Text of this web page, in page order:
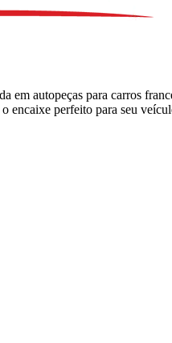
em autopeças para carros
encaixe perfeito para seu